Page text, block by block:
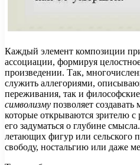
Каждый элемент композиции
ассоциации, формируя
произведении. Так,
служить аллегориями,
переживания, так и
символизму позволяет
которые открываются зрителю с
его задуматься о глубине
летающих фигур или сельского
свободу, ностальгию или даже